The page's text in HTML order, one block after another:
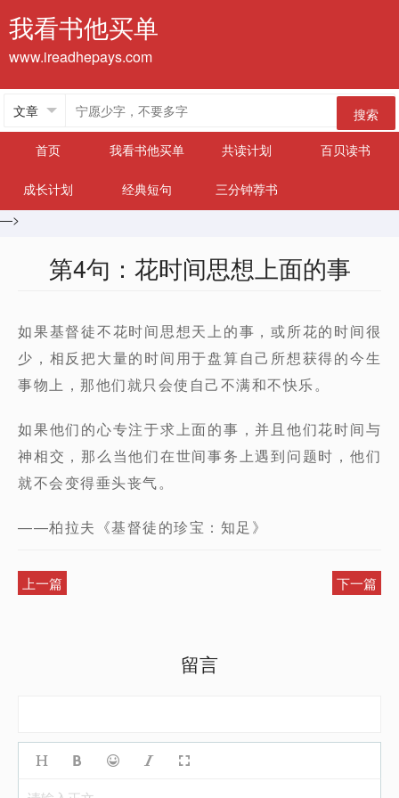
我看书他买单
www.ireadhepays.com
搜索
首页
我看书他买单 共读计划 百贝读书
成长计划 经典短句
三分钟荐书
—>
第4句：花时间思想上面的事
如果基督徒不花时间思想天上的事，或所花的时间很
少，相反把大量的时间用于盘算自己所想获得的今生
事物上，那他们就只会使自己不满和不快乐。
如果他们的心专注于求上面的事，并且他们花时间与
神相交，那么当他们在世间事务上遇到问题时，他们
就不会变得垂头丧气。
——柏拉夫《基督徒的珍宝：知足》
上一篇 下一篇
留言